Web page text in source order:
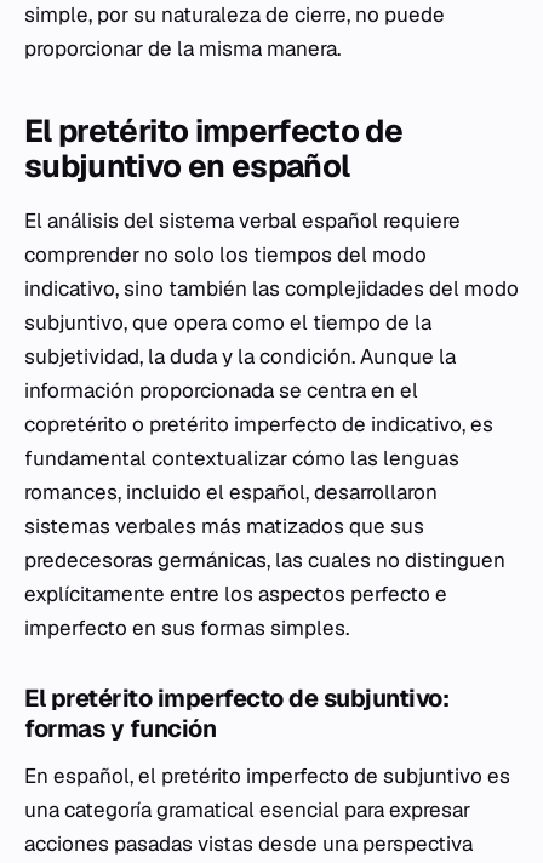
simple, por su naturaleza de cierre, no puede
proporcionar de la misma manera.
El pretérito imperfecto de
subjuntivo en español
El análisis del sistema verbal español requiere
comprender no solo los tiempos del modo
indicativo, sino también las complejidades del modo
subjuntivo, que opera como el tiempo de la
subjetividad, la duda y la condición. Aunque la
información proporcionada se centra en el
copretérito o pretérito imperfecto de indicativo, es
fundamental contextualizar cómo las lenguas
romances, incluido el español, desarrollaron
sistemas verbales más matizados que sus
predecesoras germánicas, las cuales no distinguen
explícitamente entre los aspectos perfecto e
imperfecto en sus formas simples.
El pretérito imperfecto de subjuntivo:
formas y función
En español, el pretérito imperfecto de subjuntivo es
una categoría gramatical esencial para expresar
acciones pasadas vistas desde una perspectiva